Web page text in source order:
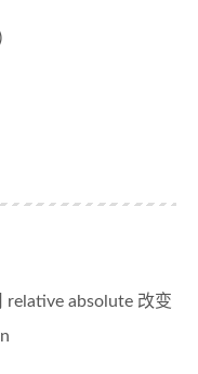
relative absolute 改变